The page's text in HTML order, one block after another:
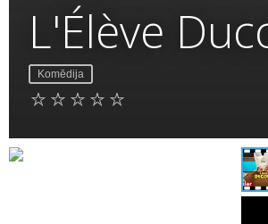
L'Élève
Komēdija